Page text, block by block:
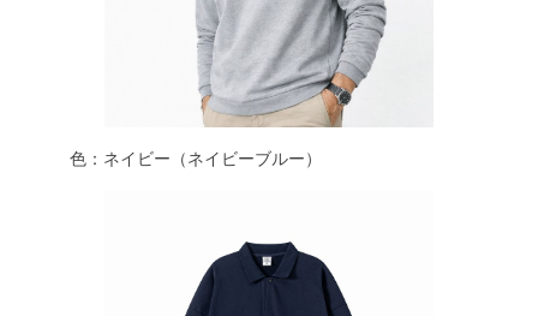
色：ネイビー（ネイビーブルー）